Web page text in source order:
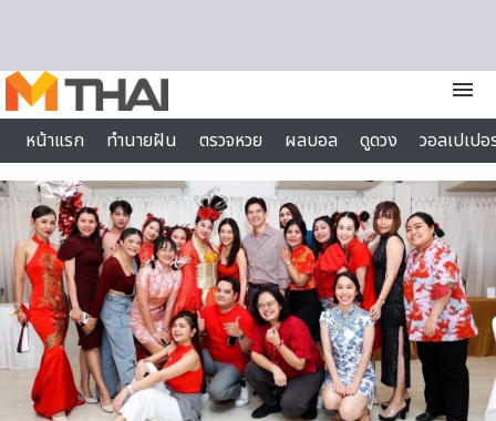
menu
หน้าแรก
ทำนายฝัน ตรวจหวย ผลบอล ดูดวง
วอลเปเป
ไลฟ์สไตล์